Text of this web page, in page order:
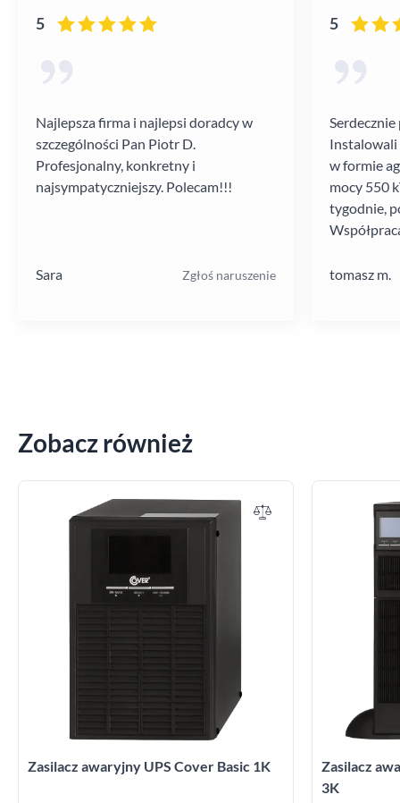
5
Najlepsza firma i najlepsi doradcy w
szczególności Pan Piotr D.
Profesjonalny, konkretny i
najsympatyczniejszy. Polecam!!!
Sara Zgłoś naruszenie
5
Instalowali
w formie
mocy 550
tygodnie,
tomasz m.
Zobacz również
Zasilacz awaryjny UPS Cover Basic 1K
Zasilacz
3K